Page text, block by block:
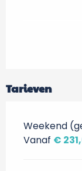
Tarieven
Weekend
Vanaf €